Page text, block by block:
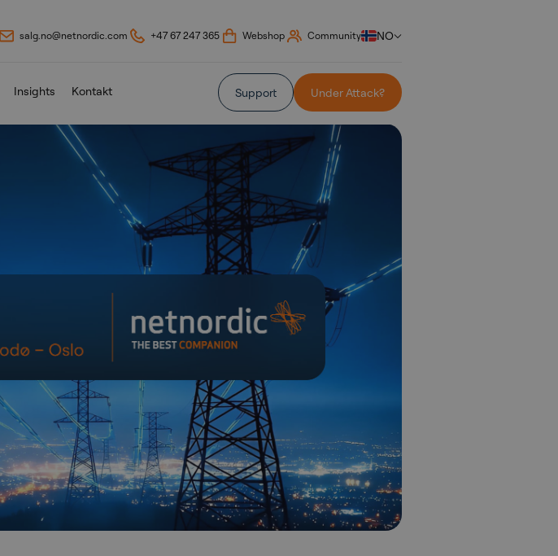
salg.no@netnordic.com +47 67 247 365 Webshop Community NO
Insights Kontakt Support Under Attack?